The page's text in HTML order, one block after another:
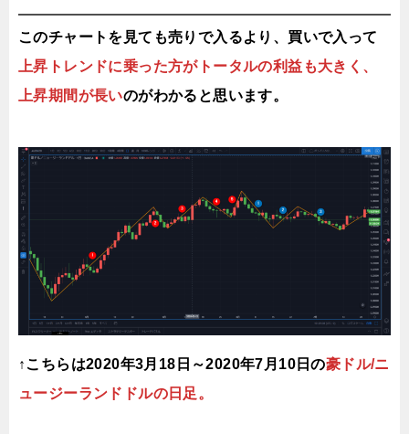
このチャートを見ても売りで入るより、買いで入って
上昇トレンドに乗った方がトータルの利益も大きく、
上昇期間が長いのがわかると思います。
↑こちらは2020年3月18日～2020年7月10日の豪ドル/ニ
ュージーランドドルの日足。